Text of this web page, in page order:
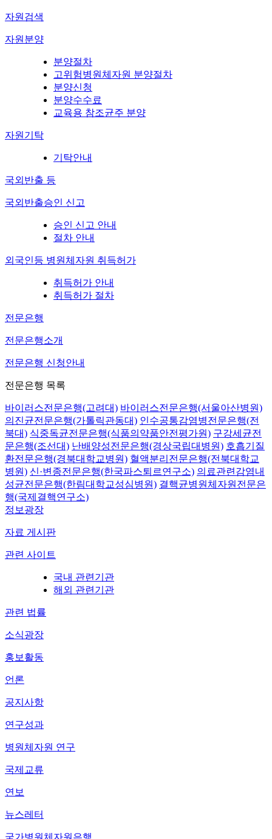
자원검색
자원분양
분양절차
고위험병원체자원 분양절차
분양신청
분양수수료
교육용 참조균주 분양
자원기탁
기탁안내
국외반출 등
국외반출승인 신고
승인 신고 안내
절차 안내
외국인등 병원체자원 취득허가
취득허가 안내
취득허가 절차
전문은행
전문은행소개
전문은행 신청안내
전문은행 목록
바이러스전문은행(고려대) 바이러스전문은행(서울아산병원)
의진균전문은행(가톨릭관동대) 인수공통감염병전문은행(전
북대) 식중독균전문은행(식품의약품안전평가원) 구강세균전
문은행(조선대) 난배양성전문은행(경상국립대병원) 호흡기질
환전문은행(경북대학교병원) 혈액분리전문은행(전북대학교
병원) 신·변종전문은행(한국파스퇴르연구소) 의료관련감염내
성균전문은행(한림대학교성심병원) 결핵균병원체자원전문은
행(국제결핵연구소)
정보광장
자료 게시판
관련 사이트
국내 관련기관
해외 관련기관
관련 법률
소식광장
홍보활동
언론
공지사항
연구성과
병원체자원 연구
국제교류
연보
뉴스레터
국가병원체자원은행